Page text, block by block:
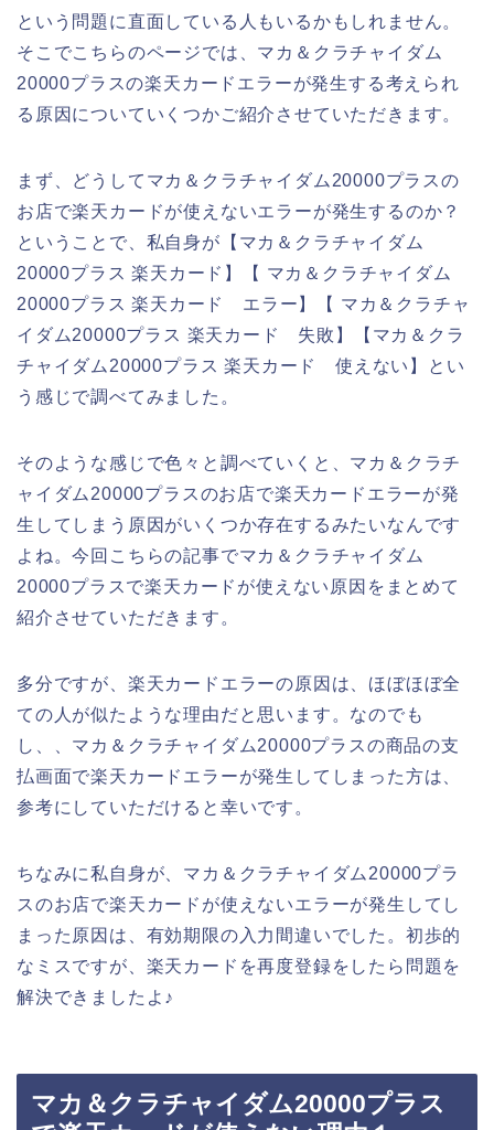
という問題に直面している人もいるかもしれません。
そこでこちらのページでは、マカ＆クラチャイダム
20000プラスの楽天カードエラーが発生する考えられ
る原因についていくつかご紹介させていただきます。
まず、どうしてマカ＆クラチャイダム20000プラスの
お店で楽天カードが使えないエラーが発生するのか？
ということで、私自身が【マカ＆クラチャイダム
20000プラス 楽天カード】【 マカ＆クラチャイダム
20000プラス 楽天カード エラー】【 マカ＆クラチャ
イダム20000プラス 楽天カード 失敗】【マカ＆クラ
チャイダム20000プラス 楽天カード 使えない】とい
う感じで調べてみました。
そのような感じで色々と調べていくと、マカ＆クラチ
ャイダム20000プラスのお店で楽天カードエラーが発
生してしまう原因がいくつか存在するみたいなんです
よね。今回こちらの記事でマカ＆クラチャイダム
20000プラスで楽天カードが使えない原因をまとめて
紹介させていただきます。
多分ですが、楽天カードエラーの原因は、ほぼほぼ全
ての人が似たような理由だと思います。なのでも
し、、マカ＆クラチャイダム20000プラスの商品の支
払画面で楽天カードエラーが発生してしまった方は、
参考にしていただけると幸いです。
ちなみに私自身が、マカ＆クラチャイダム20000プラ
スのお店で楽天カードが使えないエラーが発生してし
まった原因は、有効期限の入力間違いでした。初歩的
なミスですが、楽天カードを再度登録をしたら問題を
解決できましたよ♪
マカ＆クラチャイダム20000プラス